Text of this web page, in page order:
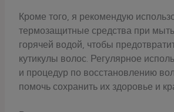
Кроме того, я рекомендую
термозащитные средства при
горячей водой, чтобы
кутикулы волос. Регулярное
и процедур по восстановлению
помочь сохранить их здоровье и